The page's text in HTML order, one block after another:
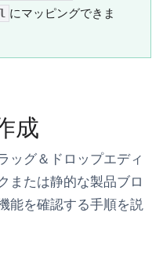
にマッピングできま
成
ッグ＆ドロップエディ
または静的な製品ブロ
能を確認する手順を説